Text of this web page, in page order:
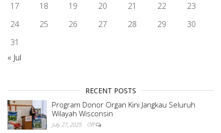
17
18 19 20 21 22
23
24
25 26 27 28 29
30
31
« Jul
RECENT POSTS
Program Donor Organ Kini Jangkau Seluruh
Wilayah Wisconsin
July 27, 2025 Off